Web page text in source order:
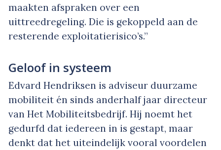
maakten afspraken over een
uittreedregeling. Die is gekoppeld aan de
resterende exploitatierisico’s.”
Geloof in systeem
Edvard Hendriksen is adviseur duurzame
mobiliteit én sinds anderhalf jaar directeur
van Het Mobiliteitsbedrijf. Hij noemt het
gedurfd dat iedereen in is gestapt, maar
denkt dat het uiteindelijk vooral voordelen